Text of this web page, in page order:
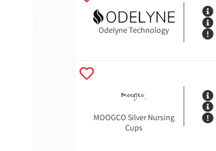
Odelyne Technology
MOOGCO Silver Nursing
Cups